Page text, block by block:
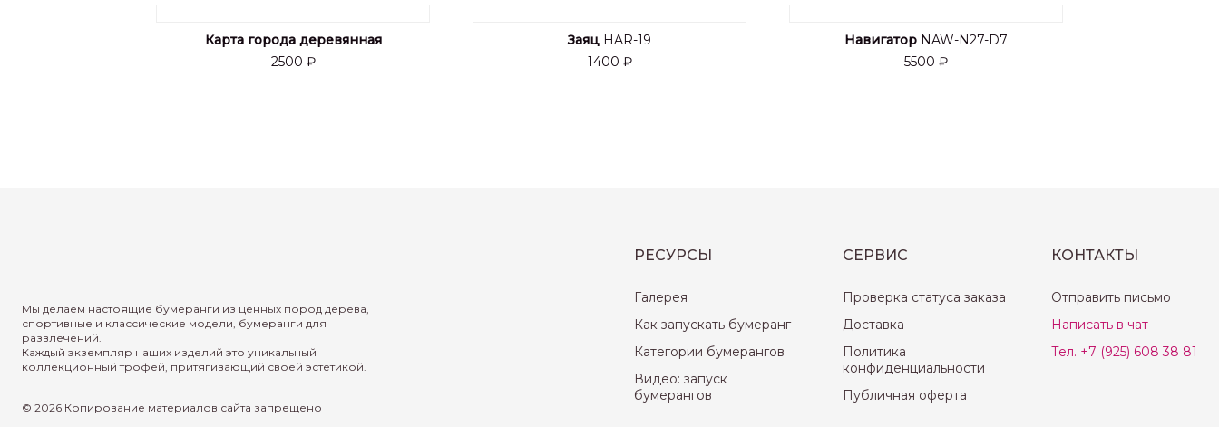
Карта города деревянная
2500 ₽
Заяц HAR-19
1400 ₽
Навигатор NAW-N27-D7
5500 ₽
Мы делаем настоящие бумеранги из ценных пород дерева,
спортивные и классические модели, бумеранги для
развлечений.
Каждый экземпляр наших изделий это уникальный
коллекционный трофей, притягивающий своей эстетикой.
© 2026 Копирование материалов сайта запрещено
РЕСУРСЫ
Галерея
Как запускать бумеранг
Категории бумерангов
Видео: запуск
бумерангов
СЕРВИС
Проверка статуса заказа
Доставка
Политика
конфиденциальности
Публичная оферта
КОНТАКТЫ
Отправить письмо
Написать в чат
Тел. +7 (925) 608 38 81